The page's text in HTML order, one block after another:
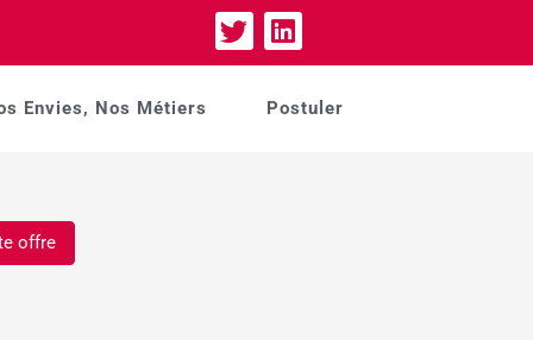
Envies, Nos Métiers Postuler
offre